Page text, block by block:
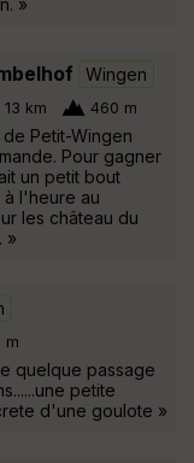
»
Wingen
13 km 460 m
Petit-Wingen
Pour gagner
un petit bout
l'heure au
les château du
»
m
quelque passage
petite
d'une goulote »